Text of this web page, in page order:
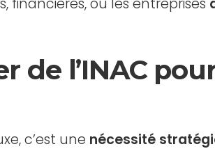
financières, ou les entreprises
de l’INAC
c’est une nécessité